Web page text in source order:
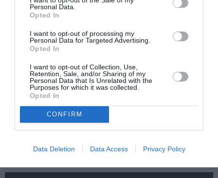
Personal Data.
Opted In
I want to opt-out of processing my
Personal Data for Targeted Advertising.
Opted In
I want to opt-out of Collection, Use,
Retention, Sale, and/or Sharing of my
Personal Data that Is Unrelated with the
Purposes for which it was collected.
Opted In
CONFIRM
Data Deletion Data Access Privacy Policy
σε ηλικία 82 ετών
Ίδρυμα Ωνάση:
Αποτελέσματα
Υποτροφιών για το
Ακαδημαϊκό Έτος
26-27
Όλη η Ελλάδα ένας
πρωτότυπες
– 9 Αυγούστου 2026